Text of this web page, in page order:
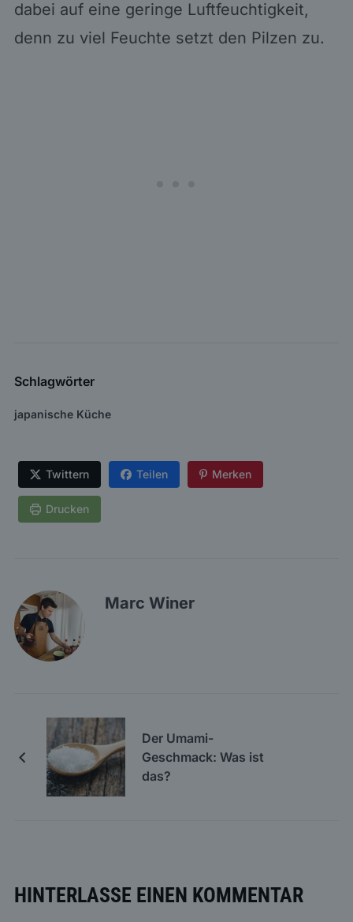
dabei auf eine geringe Luftfeuchtigkeit,
denn zu viel Feuchte setzt den Pilzen zu.
Schlagwörter
japanische Küche
Twittern Teilen Merken
Drucken
Marc Winer
Der Umami-
Geschmack: Was ist
das?
HINTERLASSE EINEN KOMMENTAR